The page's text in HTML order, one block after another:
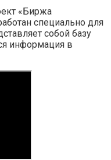
«Биржа
специально для
собой базу
информация в